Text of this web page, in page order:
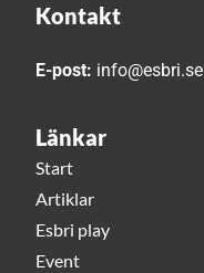
Kontakt
E-post: info@esbri.se
Länkar
Start
Artiklar
Esbri play
Event